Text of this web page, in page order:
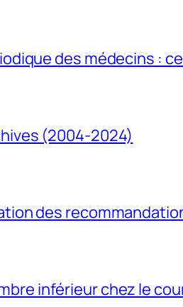
des médecins :
(2004-2024)
des
inférieur chez le